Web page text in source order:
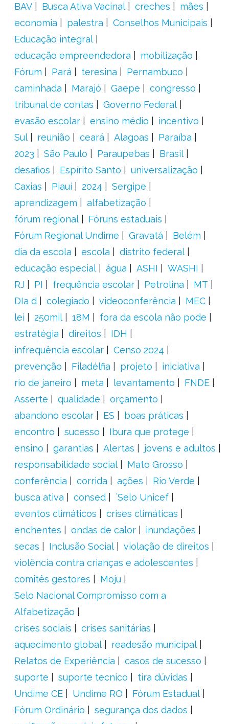
BAV
Busca Ativa Vacinal creches
mães
economia
palestra
Conselhos Municipais
Educação integral
educação empreendedora
mobilização
Fórum
Pará teresina
Pernambuco
caminhada
Marajó Gaepe
congresso
tribunal de contas
Governo Federal
evasão escolar
ensino médio
incentivo
Sul
reunião ceará Alagoas
Paraíba
2023
São Paulo Paraupebas
Brasil
desafios
Espírito Santo
universalização
Caxias
Piauí 2024
Sergipe
aprendizagem
alfabetização
fórum regional
Fóruns estaduais
Fórum Regional Undime
Gravatá
Belém
dia da escola
escola
distrito federal
educação especial
água ASHI
WASHI
RJ
PI frequência escolar Petrolina
MT
DIa d
colegiado videoconferência
MEC
lei
250mil 18M
fora da escola não pode
estratégia
direitos
IDH
infrequência escolar
Censo 2024
prevenção
Filadélfia projeto
iniciativa
rio de janeiro
meta levantamento
FNDE
Asserte
qualidade
orçamento
abandono escolar
ES
boas práticas
encontro
sucesso
Ibura que protege
ensino
garantias Alertas
jovens e adultos
responsabilidade social
Mato Grosso
conferência
corrida ações
Rio Verde
busca ativa
consed
´Selo Unicef
eventos climáticos
crises climáticas
enchentes
ondas de calor
inundações
secas
Inclusão Social
violação de direitos
violência contra crianças e adolescentes
comitês gestores
Moju
Selo Nacional Compromisso com a
Alfabetização
crises sociais
crises sanitárias
aquecimento global
readesão municipal
Relatos de Experiência
casos de sucesso
suporte
suporte tecnico
tira dúvidas
Undime CE
Undime RO
Fórum Estadual
Fórum Ordinário
segurança dos dados